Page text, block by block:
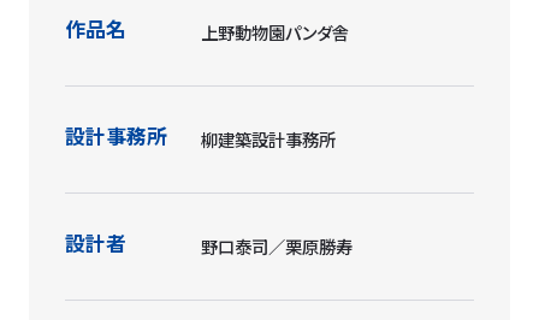
作品名 上野動物園パンダ舎
設計事務所 柳建築設計事務所
設計者 野口泰司／栗原勝寿